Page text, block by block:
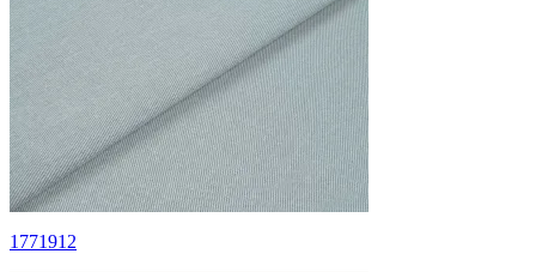
1771912